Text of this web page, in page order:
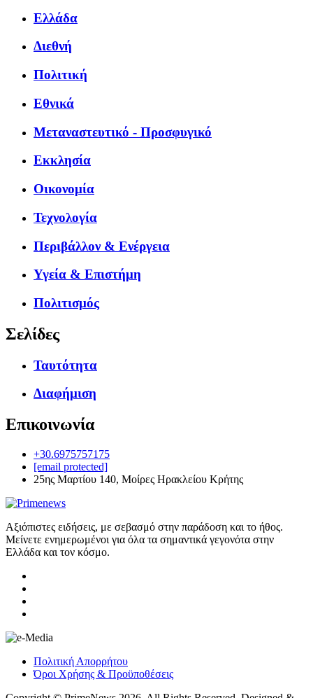
Ελλάδα
Διεθνή
Πολιτική
Εθνικά
Μεταναστευτικό - Προσφυγικό
Εκκλησία
Οικονομία
Τεχνολογία
Περιβάλλον & Ενέργεια
Υγεία & Επιστήμη
Πολιτισμός
Σελίδες
Ταυτότητα
Διαφήμιση
Επικοινωνία
+30.6975757175
[email protected]
25ης Μαρτίου 140, Μοίρες Ηρακλείου Κρήτης
Αξιόπιστες ειδήσεις, με σεβασμό στην παράδοση και το ήθος.
Μείνετε ενημερωμένοι για όλα τα σημαντικά γεγονότα στην
Ελλάδα και τον κόσμο.
Πολιτική Απορρήτου
Όροι Χρήσης & Προϋποθέσεις